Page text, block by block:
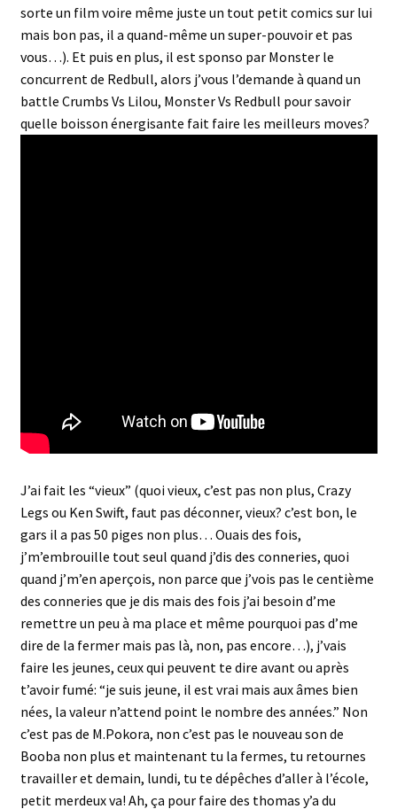
sorte un film voire même juste un tout petit comics sur lui
mais bon pas, il a quand-même un super-pouvoir et pas
vous…). Et puis en plus, il est sponso par Monster le
concurrent de Redbull, alors j’vous l’demande à quand un
battle Crumbs Vs Lilou, Monster Vs Redbull pour savoir
quelle boisson énergisante fait faire les meilleurs moves?
J’ai fait les “vieux” (quoi vieux, c’est pas non plus, Crazy
Legs ou Ken Swift, faut pas déconner, vieux? c’est bon, le
gars il a pas 50 piges non plus… Ouais des fois,
j’m’embrouille tout seul quand j’dis des conneries, quoi
quand j’m’en aperçois, non parce que j’vois pas le centième
des conneries que je dis mais des fois j’ai besoin d’me
remettre un peu à ma place et même pourquoi pas d’me
dire de la fermer mais pas là, non, pas encore…), j’vais
faire les jeunes, ceux qui peuvent te dire avant ou après
t’avoir fumé: “je suis jeune, il est vrai mais aux âmes bien
nées, la valeur n’attend point le nombre des années.” Non
c’est pas de M.Pokora, non c’est pas le nouveau son de
Booba non plus et maintenant tu la fermes, tu retournes
travailler et demain, lundi, tu te dépêches d’aller à l’école,
petit merdeux va! Ah, ça pour faire des thomas y’a du